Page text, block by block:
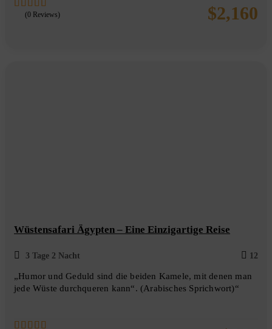
$2,160
(0 Reviews)
Wüstensafari Ägypten – Eine Einzigartige Reise
3 Tage 2 Nacht 12
„Humor und Geduld sind die beiden Kamele, mit denen man
jede Wüste durchqueren kann“. (Arabisches Sprichwort)“